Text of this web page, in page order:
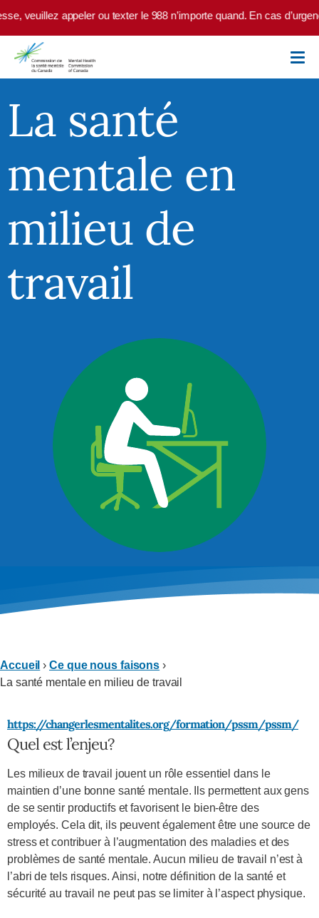
Skip to main content
ou texter le 988 n’importe quand. En cas d’urgence,
La santé
mentale en
milieu de
travail
Accueil ›Ce que nous faisons ›
La santé mentale en milieu de travail
https://changerlesmentalites.org/formation/pssm/pssm/
Quel est l’enjeu?
Les milieux de travail jouent un rôle essentiel dans le
maintien d’une bonne santé mentale. Ils permettent aux gens
de se sentir productifs et favorisent le bien-être des
employés. Cela dit, ils peuvent également être une source de
stress et contribuer à l’augmentation des maladies et des
problèmes de santé mentale. Aucun milieu de travail n’est à
l’abri de tels risques. Ainsi, notre définition de la santé et
sécurité au travail ne peut pas se limiter à l’aspect physique.